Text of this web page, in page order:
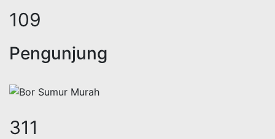
133
Pengunjung
383